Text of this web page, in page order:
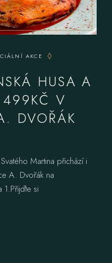
AKCE
HUSA A
V
DVOŘÁK
Martina přichází i
A. Dvořák na
1.Přijďte si